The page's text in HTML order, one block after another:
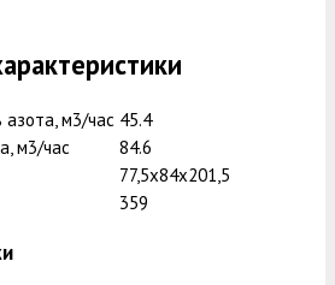
м3/час 45.4
м3/час
84.6
77,5х84х201,5
359